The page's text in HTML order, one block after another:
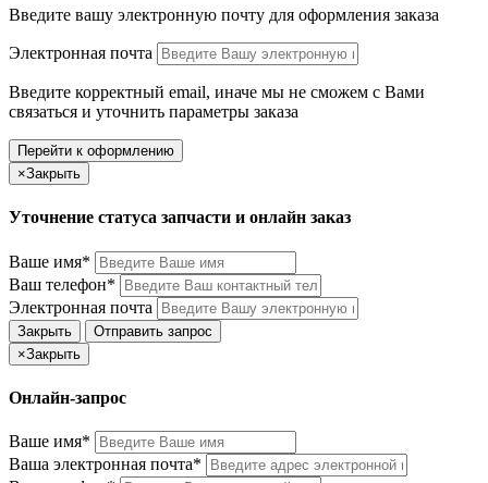
Введите вашу электронную почту для оформления заказа
Электронная почта
Введите корректный email, иначе мы не сможем с Вами
связаться и уточнить параметры заказа
Перейти к оформлению
×Закрыть
Уточнение статуса запчасти и онлайн заказ
Ваше имя*
Ваш телефон*
Электронная почта
Закрыть
Отправить запрос
×Закрыть
Онлайн-запрос
Ваше имя*
Ваша электронная почта*